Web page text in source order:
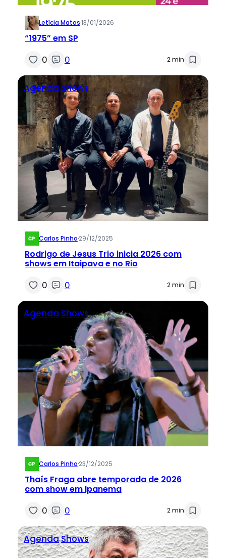
Letícia Matos·13/01/2026
“1975” em SP
0 0 2 min
Agenda Shows
Carlos Pinho·29/12/2025
Rodrigo de Jesus Trio inicia 2026 com
shows em Itaipava e no Rio
0 0 2 min
Agenda Shows
Carlos Pinho·23/12/2025
Thaís Fraga abre temporada de 2026
com show em Ipanema
0 0 2 min
AgendaShows